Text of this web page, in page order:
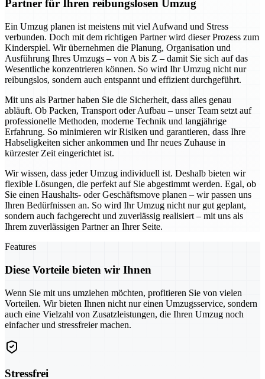
Partner für Ihren reibungslosen Umzug
Ein Umzug planen ist meistens mit viel Aufwand und Stress
verbunden. Doch mit dem richtigen Partner wird dieser Prozess zum
Kinderspiel. Wir übernehmen die Planung, Organisation und
Ausführung Ihres Umzugs – von A bis Z – damit Sie sich auf das
Wesentliche konzentrieren können. So wird Ihr Umzug nicht nur
reibungslos, sondern auch entspannt und effizient durchgeführt.
Mit uns als Partner haben Sie die Sicherheit, dass alles genau
abläuft. Ob Packen, Transport oder Aufbau – unser Team setzt auf
professionelle Methoden, moderne Technik und langjährige
Erfahrung. So minimieren wir Risiken und garantieren, dass Ihre
Habseligkeiten sicher ankommen und Ihr neues Zuhause in
kürzester Zeit eingerichtet ist.
Wir wissen, dass jeder Umzug individuell ist. Deshalb bieten wir
flexible Lösungen, die perfekt auf Sie abgestimmt werden. Egal, ob
Sie einen Haushalts- oder Geschäftsmove planen – wir passen uns
Ihren Bedürfnissen an. So wird Ihr Umzug nicht nur gut geplant,
sondern auch fachgerecht und zuverlässig realisiert – mit uns als
Ihrem zuverlässigen Partner an Ihrer Seite.
Features
Diese Vorteile bieten wir Ihnen
Wenn Sie mit uns umziehen möchten, profitieren Sie von vielen
Vorteilen. Wir bieten Ihnen nicht nur einen Umzugsservice, sondern
auch eine Vielzahl von Zusatzleistungen, die Ihren Umzug noch
einfacher und stressfreier machen.
Stressfrei